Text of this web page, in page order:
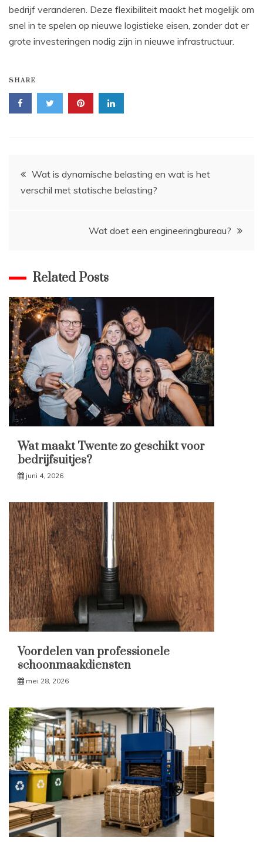
bedrijf veranderen. Deze flexibiliteit maakt het mogelijk om
snel in te spelen op nieuwe logistieke eisen, zonder dat er
grote investeringen nodig zijn in nieuwe infrastructuur.
SHARE
Bericht
navigatie
Wat is dynamische belasting en wat is het
verschil met statische belasting?
Wat doet een engineeringbureau?
Related Posts
Wat maakt Twente zo geschikt voor
bedrijfsuitjes?
juni 4, 2026
Voordelen van professionele
schoonmaakdiensten
mei 28, 2026